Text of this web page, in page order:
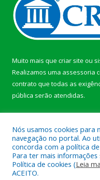
Muito mais que criar site ou
Realizamos uma assessoria
contrato que todas as
pública serão atendidas.
Todos os direitos
Nós usamos cookies para
navegação no portal. Ao
concorda com a política
Para ter mais
Política de cookies (Leia
ACEITO.